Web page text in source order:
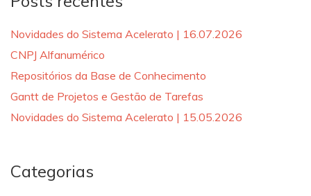
Novidades do Sistema Acelerato | 16.07.2026
CNPJ Alfanumérico
Repositórios da Base de Conhecimento
Gantt de Projetos e Gestão de Tarefas
Novidades do Sistema Acelerato | 15.05.2026
Categorias